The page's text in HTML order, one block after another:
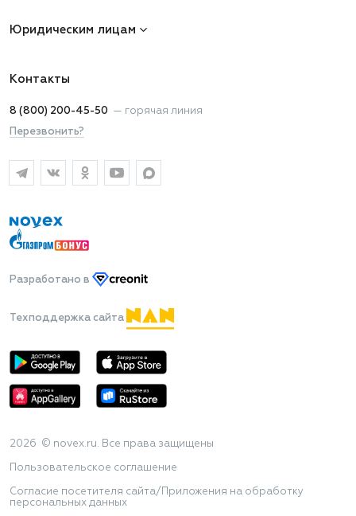
Юридическим лицам
Контакты
8 (800) 200-45-50 — горячая линия
Перезвонить?
Разработано в
Техподдержка сайта
2026 © novex.ru. Все права защищены
Пользовательское соглашение
Согласие посетителя сайта/Приложения на обработку
персональных данных